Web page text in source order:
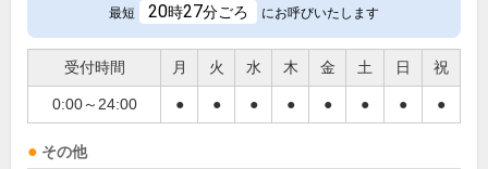
最短 20時27分ごろ にお呼びいたします
受付時間 月 火 水 木 金 土 日 祝
0:00～24:00 ● ● ● ● ● ● ● ●
その他